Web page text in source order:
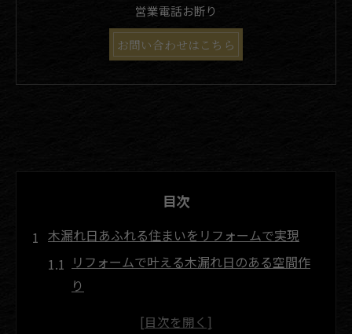
営業電話お断り
お問い合わせはこちら
目次
木漏れ日あふれる住まいをリフォームで実現
リフォームで叶える木漏れ日のある空間作
り
自然光を活かしたリフォームのポイント